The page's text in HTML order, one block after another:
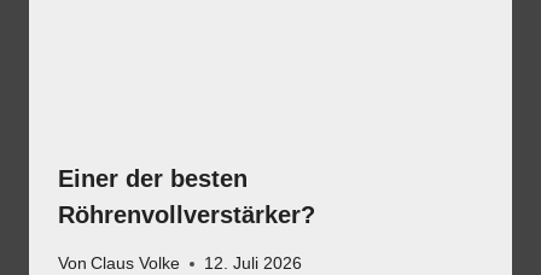
Einer der besten
Röhrenvollverstärker?
Von Claus Volke 12. Juli 2026